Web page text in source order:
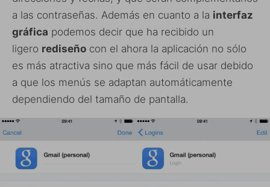
a las contraseñas. Además en cuanto a la interfaz
gráfica podemos decir que ha recibido un
ligero rediseño con el ahora la aplicación no sólo
es más atractiva sino que más fácil de usar debido
a que los menús se adaptan automáticamente
dependiendo del tamaño de pantalla.